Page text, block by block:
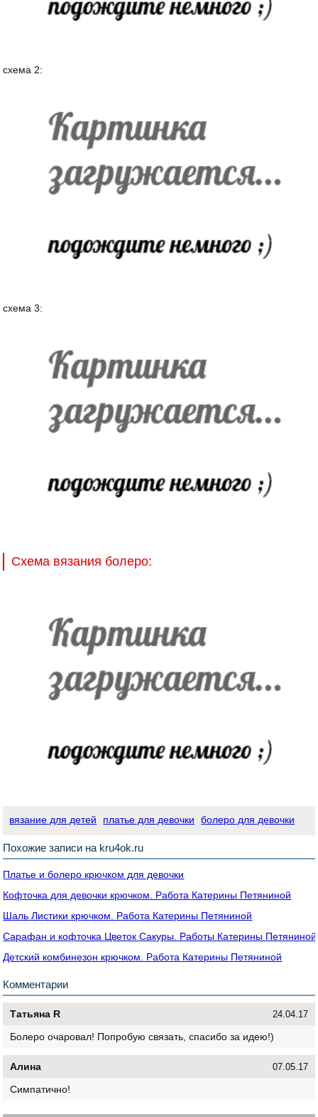
схема 2:
схема 3:
Схема вязания болеро:
вязание для детей платье для девочки болеро для девочки
Похожие записи на kru4ok.ru
Платье и болеро крючком для девочки
Кофточка для девочки крючком. Работа Катерины Петяниной
Шаль Листики крючком. Работа Катерины Петяниной
Сарафан и кофточка Цветок Сакуры. Работы Катерины Петяниной
Детский комбинезон крючком. Работа Катерины Петяниной
Комментарии
Татьяна R 24.04.17
Болеро очаровал! Попробую связать, спасибо за идею!)
Алина 07.05.17
Симпатично!